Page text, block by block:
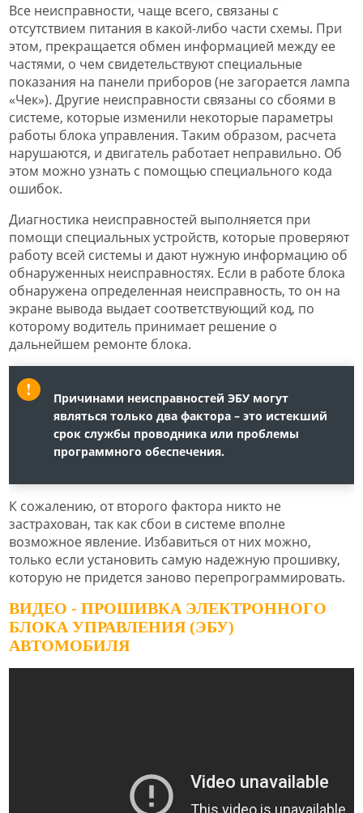
Все неисправности, чаще всего, связаны с
отсутствием питания в какой-либо части схемы. При
этом, прекращается обмен информацией между ее
частями, о чем свидетельствуют специальные
показания на панели приборов (не загорается лампа
«Чек»). Другие неисправности связаны со сбоями в
системе, которые изменили некоторые параметры
работы блока управления. Таким образом, расчета
нарушаются, и двигатель работает неправильно. Об
этом можно узнать с помощью специального кода
ошибок.
Диагностика неисправностей выполняется при
помощи специальных устройств, которые проверяют
работу всей системы и дают нужную информацию об
обнаруженных неисправностях. Если в работе блока
обнаружена определенная неисправность, то он на
экране вывода выдает соответствующий код, по
которому водитель принимает решение о
дальнейшем ремонте блока.
Причинами неисправностей ЭБУ могут
являться только два фактора – это истекший
срок службы проводника или проблемы
программного обеспечения.
К сожалению, от второго фактора никто не
застрахован, так как сбои в системе вполне
возможное явление. Избавиться от них можно,
только если установить самую надежную прошивку,
которую не придется заново перепрограммировать.
ВИДЕО - ПРОШИВКА ЭЛЕКТРОННОГО
БЛОКА УПРАВЛЕНИЯ (ЭБУ)
АВТОМОБИЛЯ